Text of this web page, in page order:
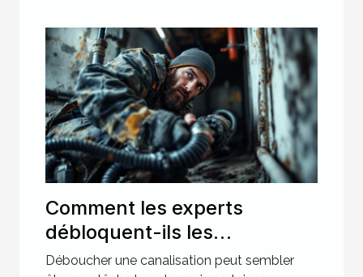
Comment les experts
débloquent-ils les
canalisations les plus
Déboucher une canalisation peut sembler